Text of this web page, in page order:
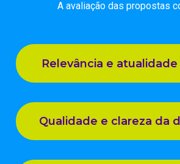
A avaliação das propostas
Relevância e
Qualidade e clareza da